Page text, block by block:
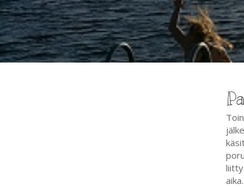
aika.